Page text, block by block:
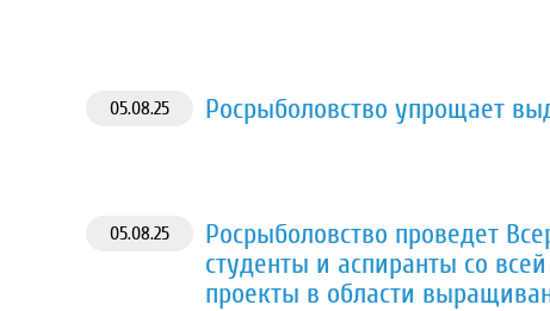
05.08.25 Росрыболовство упрощает
05.08.25
Росрыболовство проведет
студенты и аспиранты со
проекты в области